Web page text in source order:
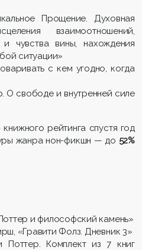
Прощение. Духовная
взаимоотношений,
чувства вины, нахождения
ситуации»
с кем угодно, когда
О свободе и внутренней силе
рейтинга спустя год
жанра нон-фикшн — до 52%
и философский камень»
«Гравити Фолз. Дневник 3»
Поттер. Комплект из 7 книг